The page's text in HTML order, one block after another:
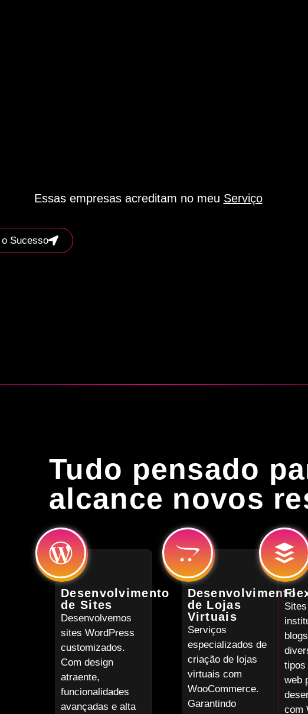
Essas empresas acreditam no meu Serviço
Sucesso
Tudo pensado
alcance novos
Desenvolvimento
de Sites
Desenvolvemos
sites WordPress
customizados.
Com design
atraente,
funcionalidades
avançadas e alta
Desenvolvimento
de Lojas
Virtuais
Serviços
especializados de
criação de lojas
virtuais com
WooCommerce.
Garantindo
Sites
tipos
web
com